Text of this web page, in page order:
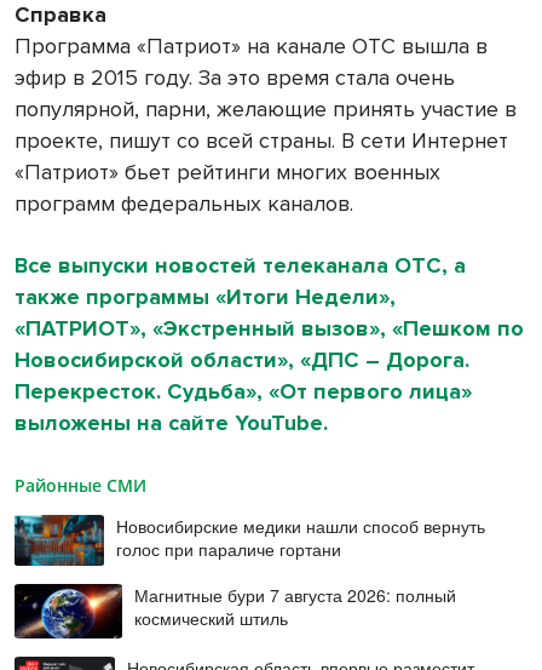
Справка
Программа «Патриот» на канале ОТС вышла в
эфир в 2015 году. За это время стала очень
популярной, парни, желающие принять участие в
проекте, пишут со всей страны. В сети Интернет
«Патриот» бьет рейтинги многих военных
программ федеральных каналов.
Все выпуски новостей телеканала ОТС, а
также программы «Итоги Недели»,
«ПАТРИОТ», «Экстренный вызов», «Пешком по
Новосибирской области», «ДПС – Дорога.
Перекресток. Судьба», «От первого лица»
выложены на сайте YouTube.
Районные СМИ
Новосибирские медики нашли способ вернуть
голос при параличе гортани
Магнитные бури 7 августа 2026: полный
космический штиль